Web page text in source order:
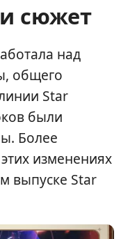
сюжет
над
общего
Star
были
Более
изменениях
выпуске Star